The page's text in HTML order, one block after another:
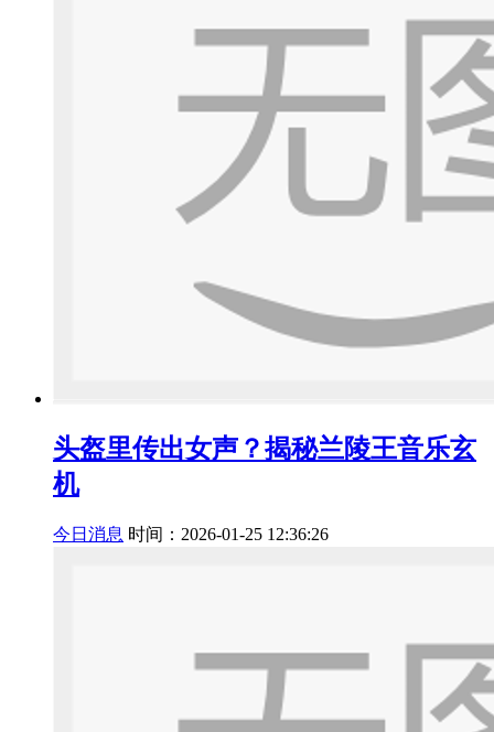
头盔里传出女声？揭秘兰陵王音乐玄
机
今日消息 时间：2026-01-25 12:36:26